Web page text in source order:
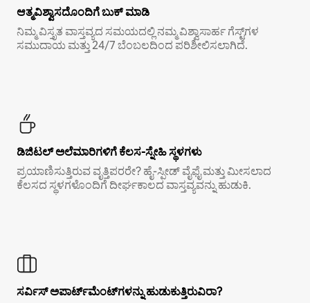
ಆತ್ಮವಿಶ್ವಾಸದೊಂದಿಗೆ ಬುಕ್ ಮಾಡಿ
ನಿಮ್ಮ ವಿಸ್ತೃತ ವಾಸ್ತವ್ಯದ ಸಮಯದಲ್ಲಿ ನಮ್ಮ ವಿಶ್ವಾಸಾರ್ಹ ಗೆಸ್ಟ್‌ಗಳ
ಸಮುದಾಯ ಮತ್ತು 24/7 ಬೆಂಬಲದಿಂದ ಪರಿಶೀಲಿಸಲಾಗಿದೆ.
ಡಿಜಿಟಲ್ ಅಲೆಮಾರಿಗಳಿಗೆ ಕೆಲಸ-ಸ್ನೇಹಿ ಸ್ಥಳಗಳು
ಪ್ರಯಾಣಿಸುತ್ತಿರುವ ವೃತ್ತಿಪರರೇ? ಹೈ-ಸ್ಪೀಡ್ ವೈಫೈ ಮತ್ತು ಮೀಸಲಾದ
ಕೆಲಸದ ಸ್ಥಳಗಳೊಂದಿಗೆ ದೀರ್ಘಕಾಲದ ವಾಸ್ತವ್ಯವನ್ನು ಹುಡುಕಿ.
ಸರ್ವಿಸ್ ಅಪಾರ್ಟ್‌ಮೆಂಟ್‌ಗಳನ್ನು ಹುಡುಕುತ್ತಿರುವಿರಾ?